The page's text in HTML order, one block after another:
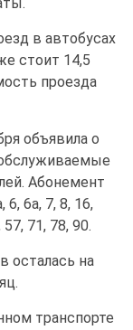
в автобусах
стоит 14,5
проезда
объявила о
Абонемент
6а, 7, 8, 16,
71, 78, 90.
осталась на
транспорте